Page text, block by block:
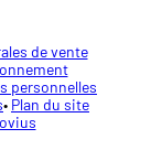
de vente
personnelles
Plan du site